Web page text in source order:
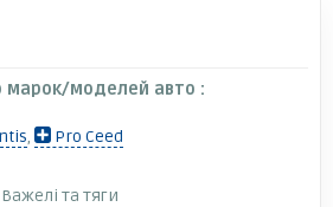
марок/моделей авто :
,
Pro Ceed
Важелі та тяги